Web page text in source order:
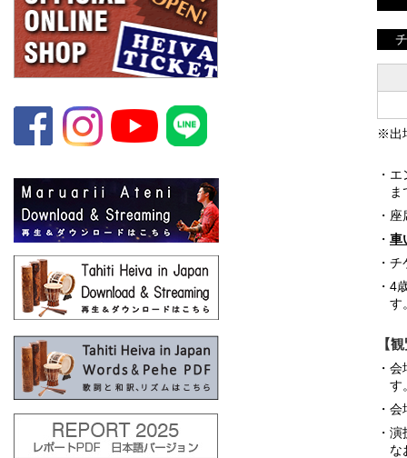
※出
・
・
・ 車
・
・4
す
【
・
す
・
・
な